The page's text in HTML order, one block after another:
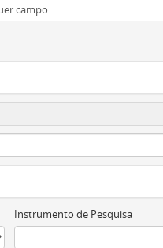
Instrumento de Pesquisa